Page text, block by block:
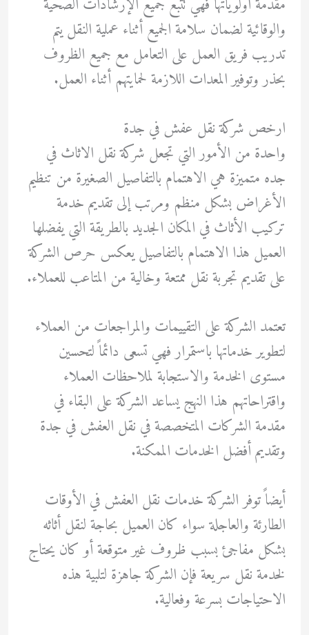
والوقائية لضمان سلامة الجميع أثناء عملية النقل يتم
تدريب فريق العمل على التعامل مع جميع الظروف
بحذر وتوفير المعدات اللازمة لحمايتهم أثناء العمل.
ارخص شركة نقل عفش في جدة
واحدة من الأمور التي تجعل شركة نقل الاثاث في
جده متميزة هي الاهتمام بالتفاصيل الصغيرة من تنظيم
الأغراض بشكل منظم ومرتب إلى تقديم خدمة
تركيب الأثاث في المكان الجديد بالطريقة التي يفضلها
العميل هذا الاهتمام بالتفاصيل يعكس حرص الشركة
على تقديم تجربة نقل ممتعة وخالية من المتاعب للعملاء.
تعتمد الشركة على التقييمات والمراجعات من العملاء
لتطوير خدماتها باستمرار فهي تسعى دائماً لتحسين
مستوى الخدمة والاستجابة لملاحظات العملاء
واقتراحاتهم هذا النهج يساعد الشركة على البقاء في
مقدمة الشركات المتخصصة في نقل العفش في جدة
وتقديم أفضل الخدمات الممكنة.
أيضاً توفر الشركة خدمات نقل العفش في الأوقات
الطارئة والعاجلة سواء كان العميل بحاجة لنقل أثاثه
بشكل مفاجئ بسبب ظروف غير متوقعة أو كان يحتاج
لخدمة نقل سريعة فإن الشركة جاهزة لتلبية هذه
الاحتياجات بسرعة وفعالية.